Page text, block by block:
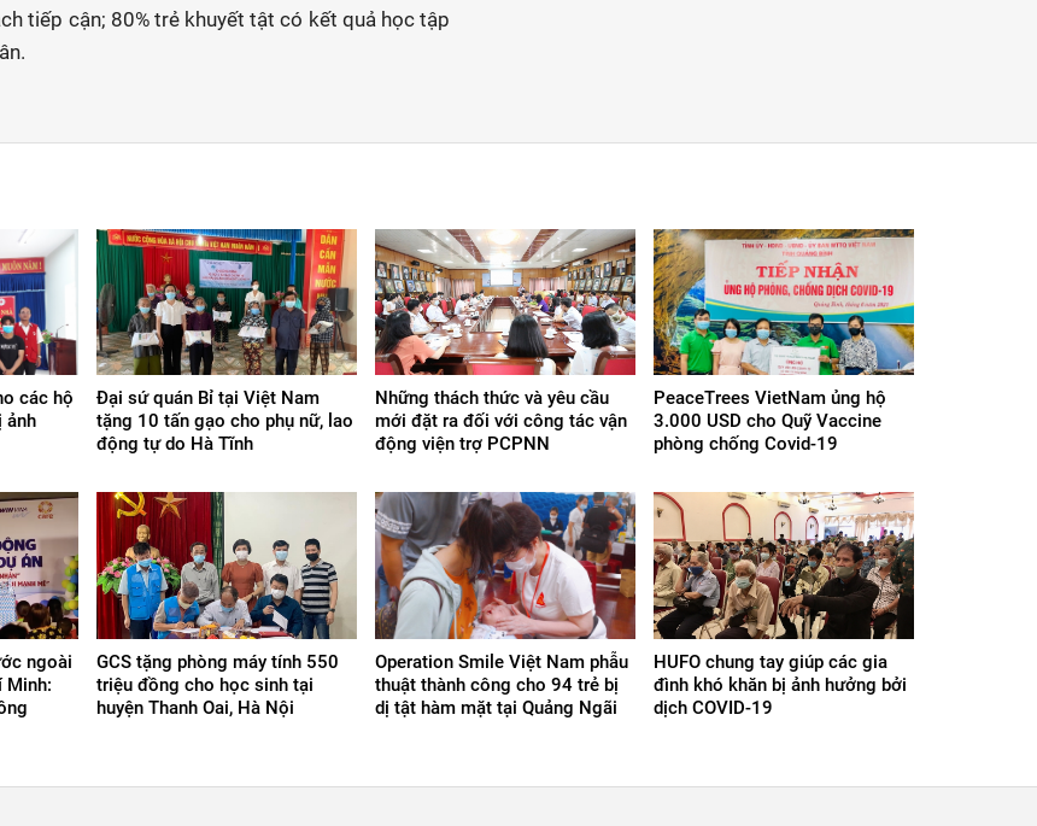
tiếp cận; 80% trẻ khuyết tật có kết quả học tập
các hộ
ảnh
Đại sứ quán Bỉ tại Việt Nam
tặng 10 tấn gạo cho phụ nữ, lao
động tự do Hà Tĩnh
Những thách thức và yêu cầu
mới đặt ra đối với công tác vận
động viện trợ PCPNN
PeaceTrees VietNam ủng hộ
3.000 USD cho Quỹ Vaccine
phòng chống Covid-19
ngoài
Minh:
GCS tặng phòng máy tính 550
triệu đồng cho học sinh tại
huyện Thanh Oai, Hà Nội
Operation Smile Việt Nam phẫu
thuật thành công cho 94 trẻ bị
dị tật hàm mặt tại Quảng Ngãi
HUFO chung tay giúp các gia
đình khó khăn bị ảnh hưởng bởi
dịch COVID-19